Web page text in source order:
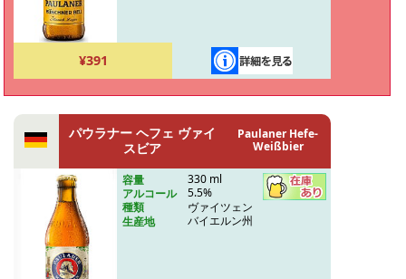
¥391
パウラナー ヘフェ ヴァイ
スビア
Paulaner Hefe-
Weißbier
容量
330 ml
アルコール
5.5%
種類
ヴァイツェン
生産地
バイエルン州